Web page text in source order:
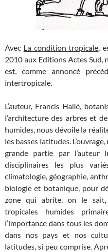
Avec La condition tropicale ,
2010 aux Editions Actes Sud,
est, comme annoncé
intertropicale.
L’auteur, Francis Hallé,
l’architecture des arbres et
humides, nous dévoile la
les basses latitudes.
grande partie par l’auteur
disciplinaires les plus
climatologie, géographie,
biologie et botanique, pour
zone qui abrite, on le sait,
tropicales humides
l’importance dans tous les
dans nos pays et nos
latitudes, si peu comprise.